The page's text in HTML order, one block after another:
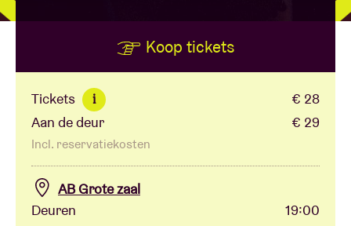
BRDCST
ABtv
Concertcheque
Koop tickets
Tickets i
€ 28
Aan de deur
€ 29
Incl. reservatiekosten
AB Grote zaal
Deuren
19:00